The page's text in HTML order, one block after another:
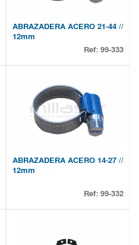
ABRAZADERA ACERO 21-44 //
12mm
Ref: 99-333
ABRAZADERA ACERO 14-27 //
12mm
Ref: 99-332